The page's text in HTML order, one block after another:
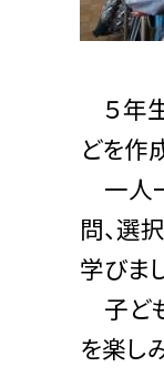
５年
どを作
一人
問、選
学びま
子ど
を楽し